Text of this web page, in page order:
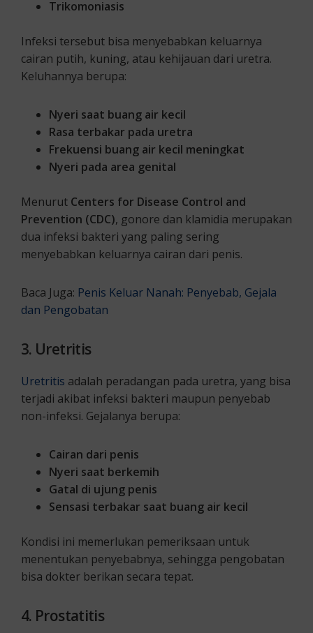
Trikomoniasis
Infeksi tersebut bisa menyebabkan keluarnya
cairan putih, kuning, atau kehijauan dari uretra.
Keluhannya berupa:
Nyeri saat buang air kecil
Rasa terbakar pada uretra
Frekuensi buang air kecil meningkat
Nyeri pada area genital
Menurut Centers for Disease Control and
Prevention (CDC), gonore dan klamidia merupakan
dua infeksi bakteri yang paling sering
menyebabkan keluarnya cairan dari penis.
Baca Juga: Penis Keluar Nanah: Penyebab, Gejala
dan Pengobatan
3. Uretritis
Uretritis adalah peradangan pada uretra, yang bisa
terjadi akibat infeksi bakteri maupun penyebab
non-infeksi. Gejalanya berupa:
Cairan dari penis
Nyeri saat berkemih
Gatal di ujung penis
Sensasi terbakar saat buang air kecil
Kondisi ini memerlukan pemeriksaan untuk
menentukan penyebabnya, sehingga pengobatan
bisa dokter berikan secara tepat.
4. Prostatitis